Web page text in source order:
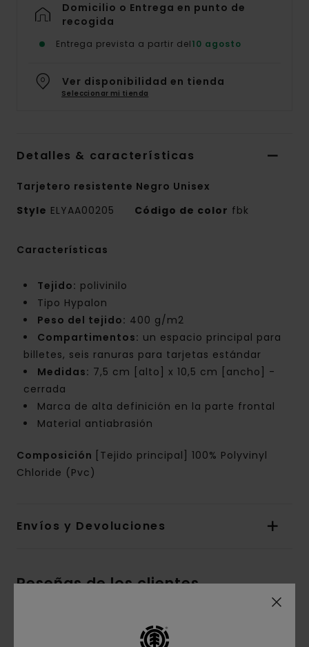
Domicilio o Entrega en punto de
recogida
Entrega prevista a partir del10 agosto
Ver disponibilidad en tienda
Seleccionar mi tienda
Detalles & características
Tarjetero resistente Negro Unisex
Style ELYAA00205 Código de color fbk
Características
Tejido: polivinilo
Tipo Hypalon
Peso del tejido: 400 g/m2
Compartimentos: un espacio principal para
billetes, seis ranuras para tarjetas estándar
Medidas: 7,5 cm [alto] x 10,5 cm [ancho] -
cerrada
Marca de alta definición en la parte frontal
Material antiabrasión
Composición
[Tejido principal] 100% Polyvinyl
Chloride (Pvc)
Envíos y Devoluciones
Reseñas de los clientes
Puntuación media